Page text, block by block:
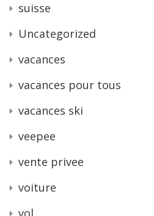
suisse
Uncategorized
vacances
vacances pour tous
vacances ski
veepee
vente privee
voiture
vol